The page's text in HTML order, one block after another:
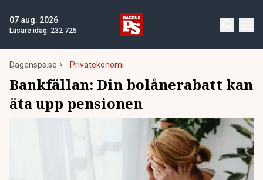
07 aug. 2026
Läsare idag: 232 725
Dagensps.se Privatekonomi
Bankfällan: Din bolånerabatt kan
äta upp pensionen